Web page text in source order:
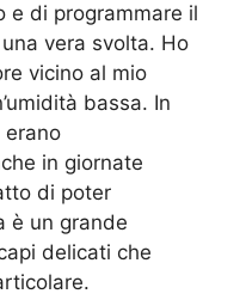
e di programmare il
vera svolta. Ho
vicino al mio
bassa. In
erano
in giornate
di poter
è un grande
delicati che